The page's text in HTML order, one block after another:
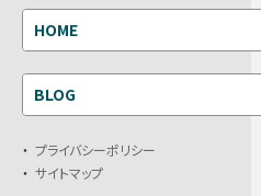
HOME
BLOG
プライバシーポリシー
サイトマップ